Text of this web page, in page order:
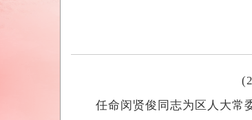
任命闵贤俊同志为区人大常委